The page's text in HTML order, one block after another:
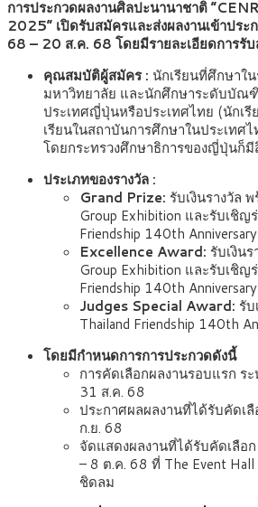
การประกวดผลงานศิลปะนานาชาติ
2025” เปิดรับสมัครและส่งผลงานเข้าปร
68 – 20 ส.ค. 68 โดยมีรายละเอียดการรั
คุณสมบัติผู้สมัคร : นักเรียนที่ศึกษาใ
มหาวิทยาลัย และนักศึกษาระดับบัณ
ประเทศญี่ปุ่นหรือประเทศไทย (นักเ
เรียนในสถาบันการศึกษาในประเทศ
โดยกระทรวงศึกษาธิการของญี่ปุ่นก็
ประเภทของรางวัล :
Grand Prize: รับเงินรางวัล
Group Exhibition และรับเชิญ
Friendship 140th
Excellence Award: รับเงิน
Group Exhibition และรับเชิญ
Friendship 140th
Judges Special Award: รั
Thailand Friendship 140th
โดยมีกำหนดการการประกวดดังนี้
การคัดเลือกผลงานรอบแรก ร
31 ส.ค. 68
ประกาศผลผลงานที่ได้รับคัดเ
ก.ย. 68
จัดแสดงผลงานที่ได้รับคัดเลือ
– 8 ต.ค. 68 ที่ The Event
ชิดลม